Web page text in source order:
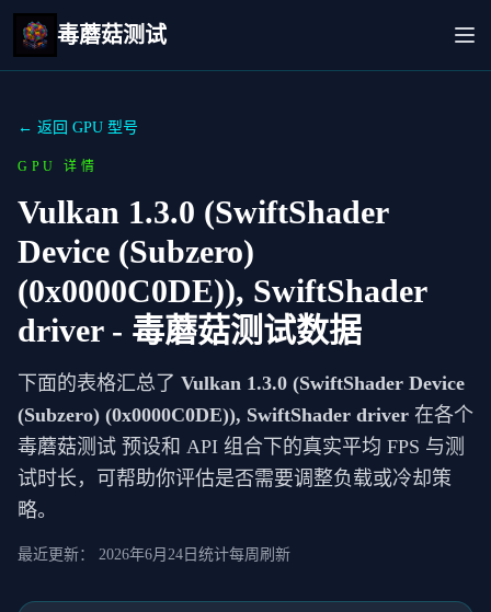
毒蘑菇测试
← 返回 GPU 型号
GPU 详情
Vulkan 1.3.0 (SwiftShader
Device (Subzero)
(0x0000C0DE)), SwiftShader
driver- 毒蘑菇测试数据
下面的表格汇总了 Vulkan 1.3.0 (SwiftShader Device
(Subzero) (0x0000C0DE)), SwiftShader driver 在各个
毒蘑菇测试 预设和 API 组合下的真实平均 FPS 与测
试时长，可帮助你评估是否需要调整负载或冷却策
略。
最近更新： 2026年6月24日 统计每周刷新